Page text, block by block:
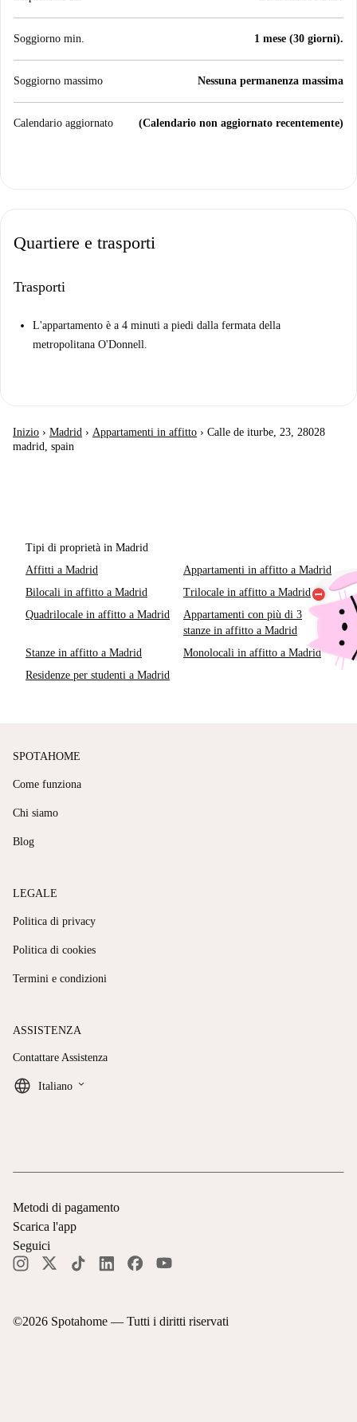
Soggiorno min. 1 mese (30 giorni).
Soggiorno massimo Nessuna permanenza massima
Calendario aggiornato (Calendario non aggiornato recentemente)
Quartiere e trasporti
Trasporti
L'appartamento è a 4 minuti a piedi dalla fermata della
metropolitana O'Donnell.
Inizio › Madrid › Appartamenti in affitto › Calle de iturbe, 23, 28028
madrid, spain
Tipi di proprietà in Madrid
Affitti a Madrid
Appartamenti in affitto a Madrid
Bilocali in affitto a Madrid
Trilocale in affitto a Madrid
Quadrilocale in affitto a Madrid
Appartamenti con più di 3
stanze in affitto a Madrid
Stanze in affitto a Madrid
Monolocali in affitto a Madrid
Residenze per studenti a Madrid
SPOTAHOME
Come funziona
Chi siamo
Blog
LEGALE
Politica di privacy
Politica di cookies
Termini e condizioni
ASSISTENZA
Contattare Assistenza
Italiano keyboard_arrow_down
©2026 Spotahome — Tutti i diritti riservati
Metodi di pagamento
Scarica l'app
Seguici